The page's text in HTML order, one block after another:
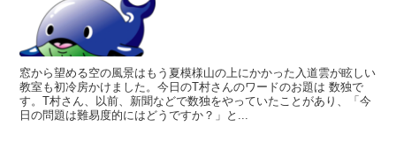
窓から望める空の風景はもう夏模様山の上にかかった入道雲が眩しい
教室も初冷房かけました。今日のT村さんのワードのお題は 数独で
す。T村さん、以前、新聞などで数独をやっていたことがあり、「今
日の問題は難易度的にはどうですか？」と...